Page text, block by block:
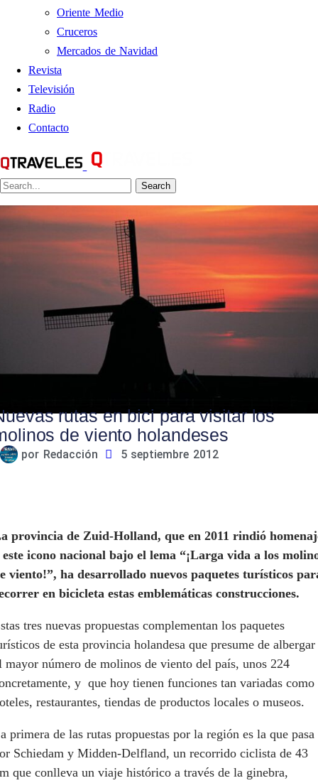
Oriente Medio
Cruceros
Mercados de Navidad
Revista
Televisión
Radio
Contacto
Search
rutas en bici para visitar los
de viento holandeses
por Redacción 5 septiembre 2012
provincia de Zuid-Holland, que en 2011 rindió
este icono nacional bajo el lema “¡Larga vida a los
viento!”, ha desarrollado nuevos paquetes turísticos
en bicicleta estas emblemáticas construcciones.
tres nuevas propuestas complementan los paquetes
de esta provincia holandesa que presume de albergar
mayor número de molinos de viento del país, unos 224
y que hoy tienen funciones tan variadas como
restaurantes, tiendas de productos locales o museos.
primera de las rutas propuestas por la región es la que pasa
Schiedam y Midden-Delfland, un recorrido ciclista de 43
que conlleva un viaje histórico a través de la ginebra,